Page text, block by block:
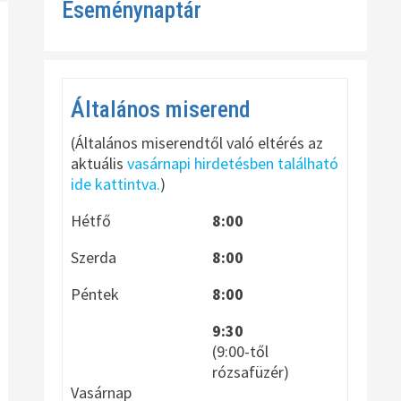
Eseménynaptár
Általános miserend
(Általános miserendtől való eltérés az
aktuálisvasárnapi hirdetésben található
ide kattintva.)
Hétfő
8:00
Szerda
8:00
Péntek
8:00
Vasárnap
9:30
(9:00-től
rózsafüzér)